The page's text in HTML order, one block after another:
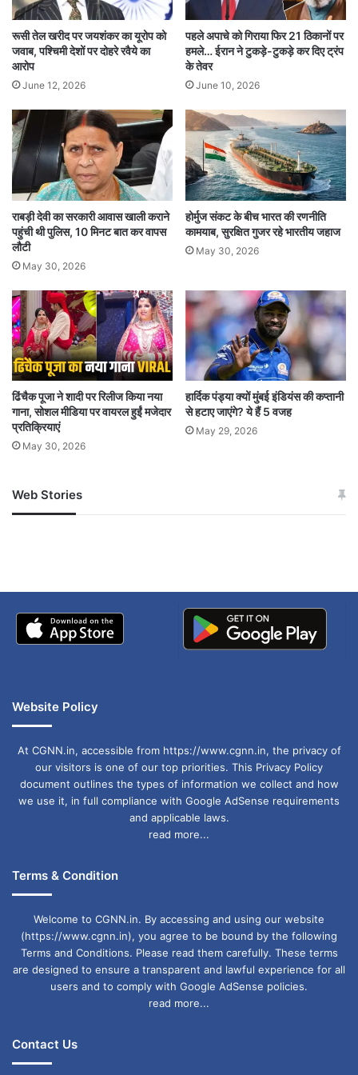
officers parachute Rehearsal
अफसरों टला नौ सेना पैराशूट
रिर्हसल
रूसी तेल खरीद पर जयशंकर का यूरोप को
जवाब, पश्चिमी देशों पर दोहरे रवैये का
आरोप
June 12, 2026
पहले अपाचे को गिराया फिर 21 ठिकानों पर
हमले… ईरान ने टुकड़े-टुकड़े कर दिए ट्रंप
के तेवर
June 10, 2026
राबड़ी देवी का सरकारी आवास खाली कराने
पहुंची थी पुलिस, 10 मिनट बात कर वापस
लौटी
May 30, 2026
होर्मुज संकट के बीच भारत की रणनीति
कामयाब, सुरक्षित गुजर रहे भारतीय जहाज
May 30, 2026
ढिंचैक पूजा ने शादी पर रिलीज किया नया
गाना, सोशल मीडिया पर वायरल हुईं मजेदार
प्रतिक्रियाएं
May 30, 2026
हार्दिक पंड्या क्यों मुंबई इंडियंस की कप्तानी
से हटाए जाएंगे? ये हैं 5 वजह
May 29, 2026
Web Stories
जम्मू-कश्मीर में बारिश से
अपडेट
खाई में धक्का… आरोपियों ने
Website Policy
At CGNN.in, accessible from https://www.cgnn.in, the privacy of
our visitors is one of our top priorities. This Privacy Policy
document outlines the types of information we collect and how
we use it, in full compliance with Google AdSense requirements
and applicable laws.
read more...
Terms & Condition
Welcome to CGNN.in. By accessing and using our website
(https://www.cgnn.in), you agree to be bound by the following
Terms and Conditions. Please read them carefully. These terms
are designed to ensure a transparent and lawful experience for all
users and to comply with Google AdSense policies.
read more...
Contact Us